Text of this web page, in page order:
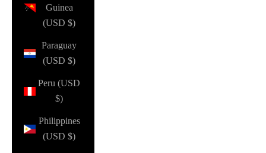
Guinea
(USD $)
Paraguay
(USD $)
Peru (USD
$)
Philippines
(USD $)